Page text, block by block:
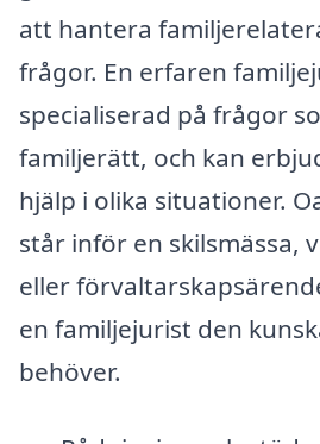
att hantera
frågor. En erfaren
specialiserad på frågor
familjerätt, och kan
hjälp i olika situationer.
står inför en skilsmässa,
eller
en familjejurist den
behöver.